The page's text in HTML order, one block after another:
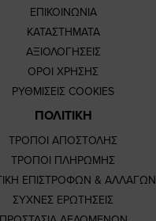
ΕΠΙΚΟΙΝΩΝΙΑ
ΚΑΤΑΣΤΗΜΑΤΑ
ΑΞΙΟΛΟΓΗΣΕΙΣ
ΟΡΟΙ ΧΡΗΣΗΣ
ΡΥΘΜΙΣΕΙΣ COOKIES
ΠΟΛΙΤΙΚΗ
ΤΡΟΠΟΙ ΑΠΟΣΤΟΛΗΣ
ΤΡΟΠΟΙ ΠΛΗΡΩΜΗΣ
ΕΠΙΣΤΡΟΦΩΝ & ΑΛΛΑΓΩΝ
ΣΥΧΝΕΣ ΕΡΩΤΗΣΕΙΣ